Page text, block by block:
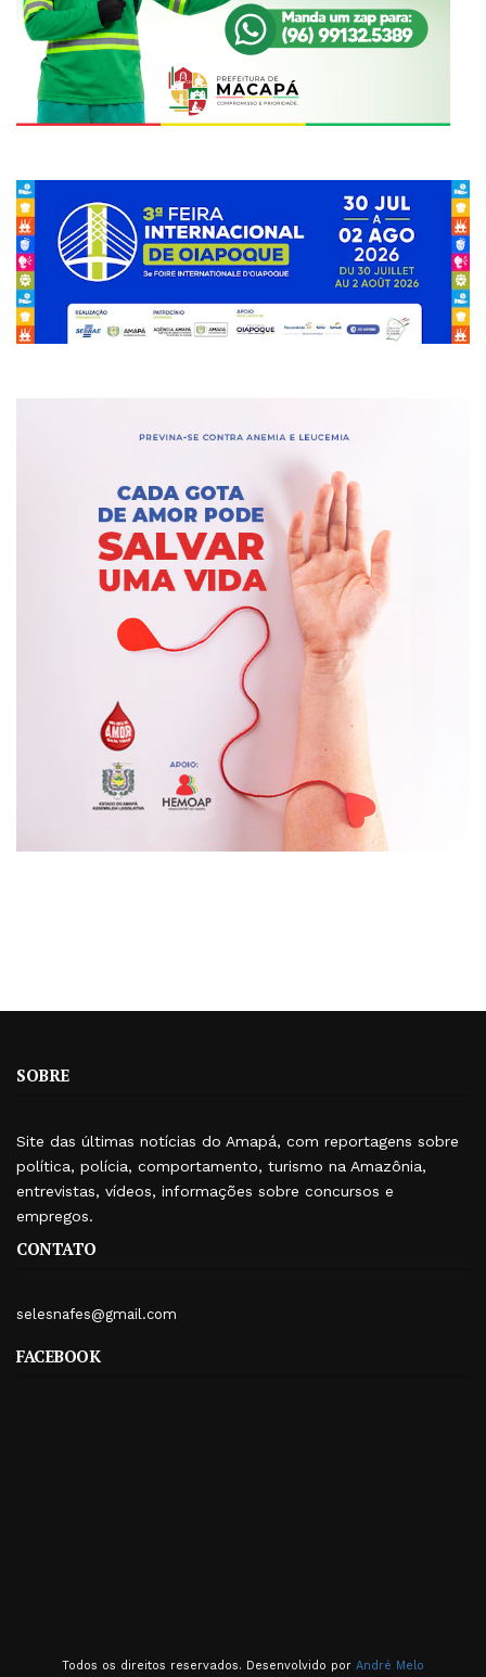
SOBRE
Site das últimas notícias do Amapá, com reportagens sobre
política, polícia, comportamento, turismo na Amazônia,
entrevistas, vídeos, informações sobre concursos e
empregos.
CONTATO
selesnafes@gmail.com
FACEBOOK
Todos os direitos reservados. Desenvolvido por André Melo